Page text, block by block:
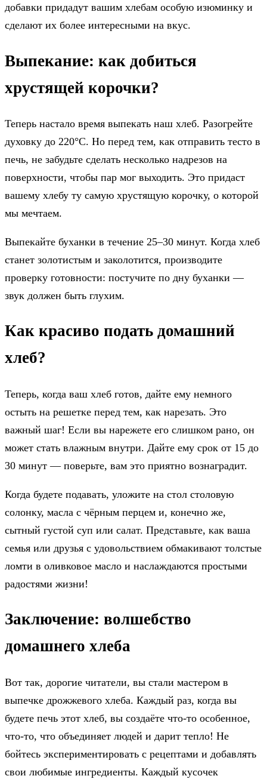
добавки придадут вашим хлебам особую изюминку и
сделают их более интересными на вкус.
Выпекание: как добиться
хрустящей корочки?
Теперь настало время выпекать наш хлеб. Разогрейте
духовку до 220°C. Но перед тем, как отправить тесто в
печь, не забудьте сделать несколько надрезов на
поверхности, чтобы пар мог выходить. Это придаст
вашему хлебу ту самую хрустящую корочку, о которой
мы мечтаем.
Выпекайте буханки в течение 25–30 минут. Когда хлеб
станет золотистым и заколотится, производите
проверку готовности: постучите по дну буханки —
звук должен быть глухим.
Как красиво подать домашний
хлеб?
Теперь, когда ваш хлеб готов, дайте ему немного
остыть на решетке перед тем, как нарезать. Это
важный шаг! Если вы нарежете его слишком рано, он
может стать влажным внутри. Дайте ему срок от 15 до
30 минут — поверьте, вам это приятно вознаградит.
Когда будете подавать, уложите на стол столовую
солонку, масла с чёрным перцем и, конечно же,
сытный густой суп или салат. Представьте, как ваша
семья или друзья с удовольствием обмакивают толстые
ломти в оливковое масло и наслаждаются простыми
радостями жизни!
Заключение: волшебство
домашнего хлеба
Вот так, дорогие читатели, вы стали мастером в
выпечке дрожжевого хлеба. Каждый раз, когда вы
будете печь этот хлеб, вы создаёте что-то особенное,
что-то, что объединяет людей и дарит тепло! Не
бойтесь экспериментировать с рецептами и добавлять
свои любимые ингредиенты. Каждый кусочек